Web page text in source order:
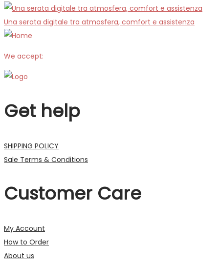
Una serata digitale tra atmosfera, comfort e assistenza
We accept:
Get help
SHIPPING POLICY
Sale Terms & Conditions
Customer Care
My Account
How to Order
About us